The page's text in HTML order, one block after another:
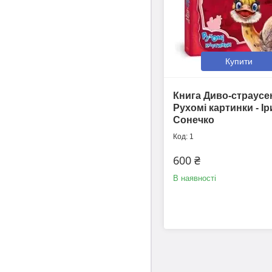
Купити
Книга Диво-
Рухомі картинки -
Сонечко
1
600 ₴
В наявності